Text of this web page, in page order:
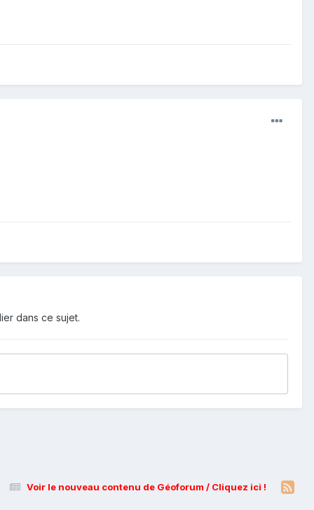
dans ce sujet.
Voir le nouveau contenu de Géoforum / Cliquez ici !